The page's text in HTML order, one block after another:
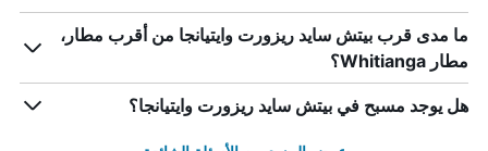
ما مدى قرب بيتش سايد ريزورت وايتيانجا من أقرب مطار،
مطار Whitianga؟
هل يوجد مسبح في بيتش سايد ريزورت وايتيانجا؟